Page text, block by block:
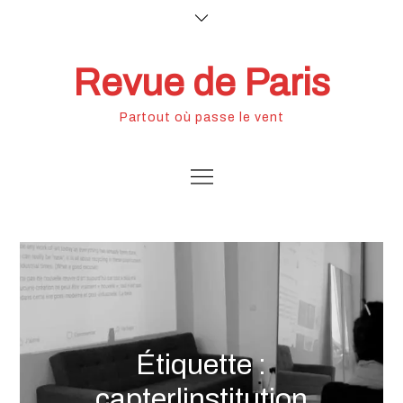
Revue de Paris
Partout où passe le vent
Étiquette :